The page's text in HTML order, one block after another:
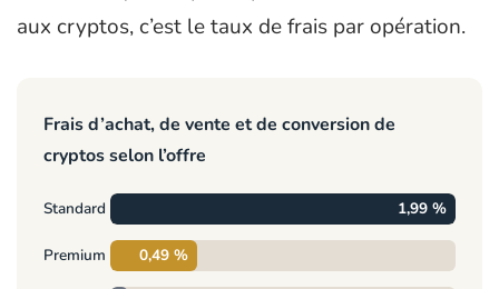
aux cryptos, c’est le taux de frais par opération.
Frais d’achat, de vente et de conversion de
cryptos selon l’offre
Standard 1,99 %
Premium 0,49 %